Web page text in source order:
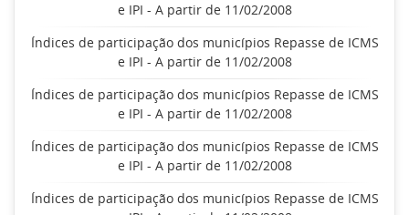
e IPI - A partir de 11/02/2008
Índices de participação dos municípios Repasse de ICMS
e IPI - A partir de 11/02/2008
Índices de participação dos municípios Repasse de ICMS
e IPI - A partir de 11/02/2008
Índices de participação dos municípios Repasse de ICMS
e IPI - A partir de 11/02/2008
Índices de participação dos municípios Repasse de ICMS